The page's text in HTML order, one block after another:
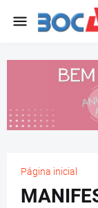
Página inicial